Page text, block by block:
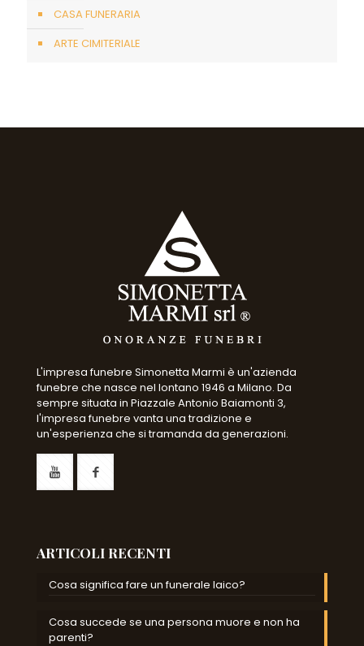
CASA FUNERARIA
ARTE CIMITERIALE
L'impresa funebre Simonetta Marmi è un'azienda
funebre che nasce nel lontano 1946 a Milano. Da
sempre situata in Piazzale Antonio Baiamonti 3,
l'impresa funebre vanta una tradizione e
un'esperienza che si tramanda da generazioni.
ARTICOLI RECENTI
Cosa significa fare un funerale laico?
Cosa succede se una persona muore e non ha
parenti?